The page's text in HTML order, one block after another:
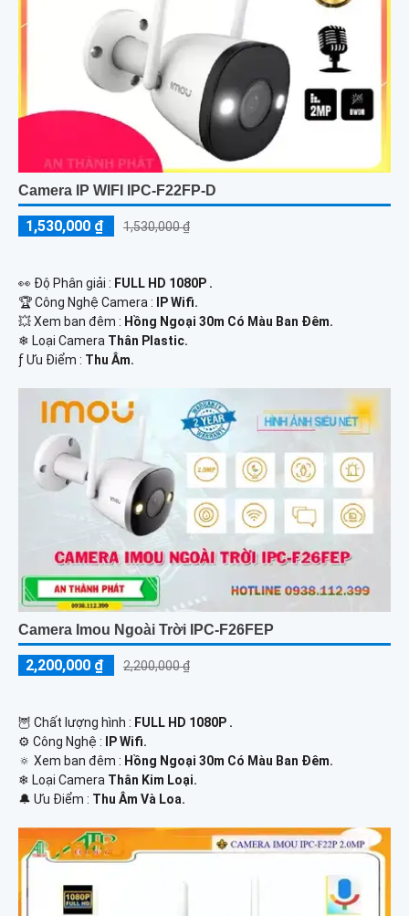
Camera IP WIFI IPC-F22FP-D
1,530,000 ₫ 1,530,000 ₫
️👀 Độ Phân giải : FULL HD 1080P .
🏆 Công Nghệ Camera :
IP Wifi.
💥 Xem ban đêm : Hồng Ngoại 30m Có Màu Ban Đêm.
❄ Loại Camera Thân Plastic.
️ƒ Ưu Điểm : Thu Âm.
Camera Imou Ngoài Trời IPC-F26FEP
2,200,000 ₫ 2,200,000 ₫
🦉 Chất lượng hình : FULL HD 1080P .
⚙ Công Nghệ :
IP Wifi.
🔅 Xem ban đêm : Hồng Ngoại 30m Có Màu Ban Đêm.
❄ Loại Camera Thân Kim Loại.
️🔔 Ưu Điểm : Thu Âm Và Loa.